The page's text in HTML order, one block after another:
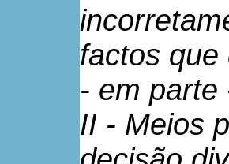
factos
- em parte
II - Meios